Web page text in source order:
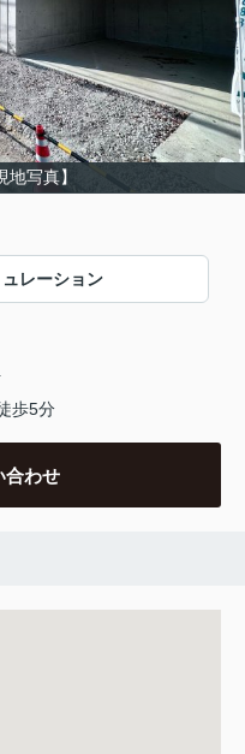
地写真】
レーション
歩5分
合わせ